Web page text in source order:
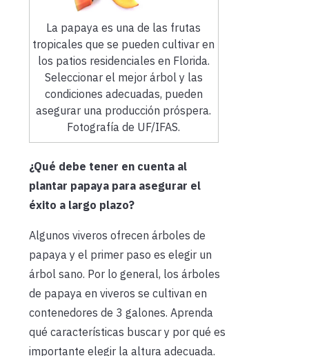
La papaya es una de las frutas
tropicales que se pueden cultivar en
los patios residenciales en Florida.
Seleccionar el mejor árbol y las
condiciones adecuadas, pueden
asegurar una producción próspera.
Fotografía de UF/IFAS.
¿Qué debe tener en cuenta al
plantar papaya para asegurar el
éxito a largo plazo?
Algunos viveros ofrecen árboles de
papaya y el primer paso es elegir un
árbol sano. Por lo general, los árboles
de papaya en viveros se cultivan en
contenedores de 3 galones. Aprenda
qué características buscar y por qué es
importante elegir la altura adecuada.